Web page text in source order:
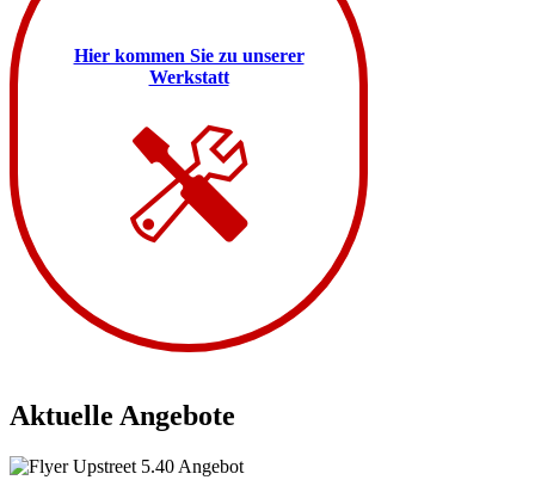
Hier kommen Sie zu unserer
Werkstatt
Aktuelle Angebote